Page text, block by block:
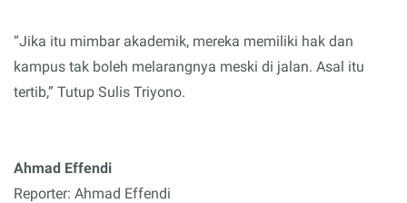
“Jika itu mimbar akademik, mereka memiliki hak dan
kampus tak boleh melarangnya meski di jalan. Asal itu
tertib,” Tutup Sulis Triyono.
Ahmad Effendi
Reporter: Ahmad Effendi